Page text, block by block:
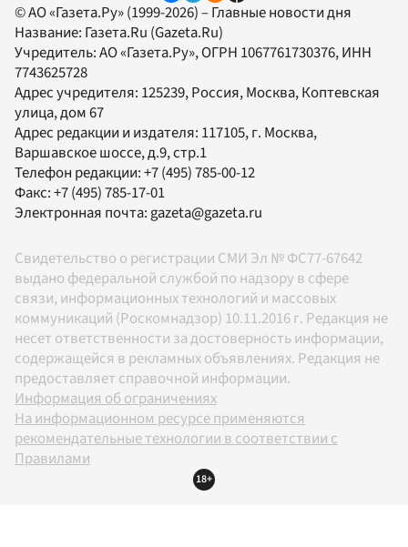
© АО «Газета.Ру» (1999-2026) – Главные новости дня
Название: Газета.Ru (Gazeta.Ru)
Учредитель:АО «Газета.Ру», ОГРН 1067761730376, ИНН
7743625728
Адрес учредителя: 125239, Россия, Москва, Коптевская
улица, дом 67
Адрес редакции и издателя: 117105, г. Москва,
Варшавское шоссе, д.9, стр.1
Телефон редакции:+7 (495) 785-00-12
Факс:+7 (495) 785-17-01
Электронная почта: gazeta@gazeta.ru
Свидетельство о регистрации СМИ Эл № ФС77-67642
выдано федеральной службой по надзору в сфере
связи, информационных технологий и массовых
коммуникаций (Роскомнадзор) 10.11.2016 г. Редакция не
несет ответственности за достоверность информации,
содержащейся в рекламных объявлениях. Редакция не
предоставляет справочной информации.
Информация об ограничениях
На информационном ресурсе применяются
рекомендательные технологии в соответствии с
Правилами
18+